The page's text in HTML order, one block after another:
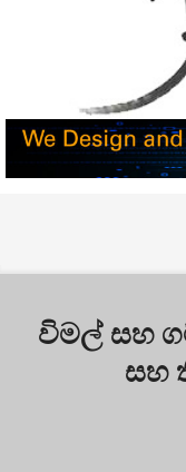
PRAJA.LK
විමල් සහ
සහ